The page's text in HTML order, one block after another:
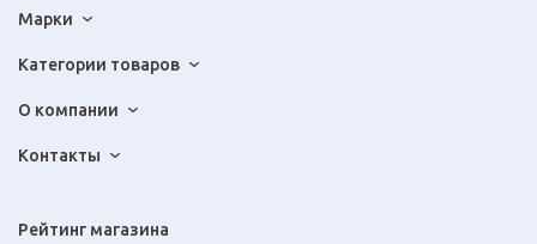
Марки
Категории товаров
О компании
Контакты
Рейтинг магазина